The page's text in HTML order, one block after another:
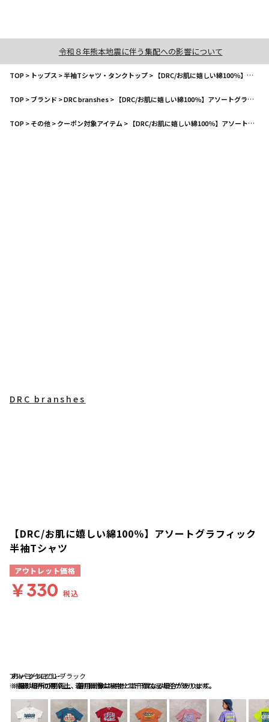
令和８年熊本地震に伴う集配への影響について
TOP> トップス >半袖Tシャツ・タンクトップ> 【DRC/お肌に嬉しい綿100％】アソートグラフィック半袖Tシャツ
TOP>ブランド >DRC branshes> 【DRC/お肌に嬉しい綿100％】アソートグラフィック半袖Tシャツ
TOP>その他>クーポン対象アイテム > 【DRC/お肌に嬉しい綿100％】アソートグラフィック半袖Tシャツ
ブルーグレー
※撮影場所の関係上、着用画像は実物と若干異なる場合があります。
チャコールグレー
※撮影場所の関係上、着用画像は実物と若干異なる場合があります。
85:バックロゴ1-ブラック
※撮影場所の関係上、着用画像は実物と若干異なる場合があります。
DRC branshes
【DRC/お肌に嬉しい綿100％】アソートグラフィック
半袖Tシャツ
アウトレット価格
￥330 税込